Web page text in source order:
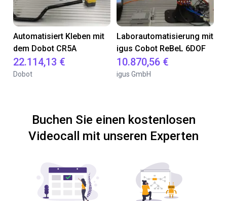
Automatisiert Kleben mit
dem Dobot CR5A
22.114,13 €
Dobot
Laborautomatisierung mit
igus Cobot ReBeL 6DOF
10.870,56 €
igus GmbH
Buchen Sie einen kostenlosen
Videocall mit unseren Experten